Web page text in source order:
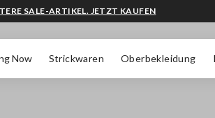
Now Strickwaren Oberbekleidung
SALE-ARTIKEL. JETZT KAUFEN